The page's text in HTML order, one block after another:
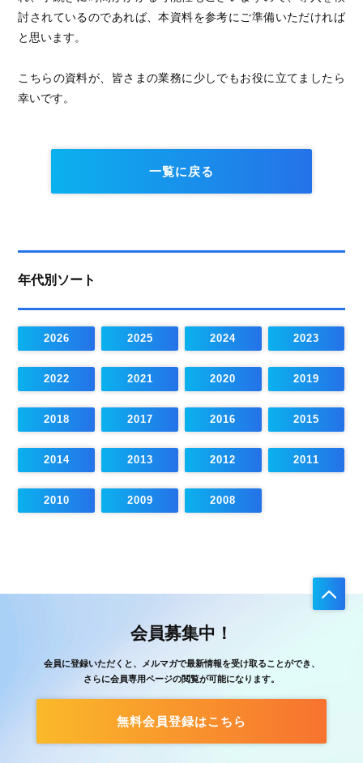
討されているのであれば、本資料を参考にご準備いただければ
と思います。
こちらの資料が、皆さまの業務に少しでもお役に立てましたら
幸いです。
一覧に戻る
年代別ソート
2026 2025 2024 2023
2022 2021 2020 2019
2018 2017 2016 2015
2014 2013 2012 2011
2010 2009 2008
会員募集中！
会員に登録いただくと、メルマガで最新情報を受け取ることができ、
さらに会員専用ページの閲覧が可能になります。
無料会員登録はこちら